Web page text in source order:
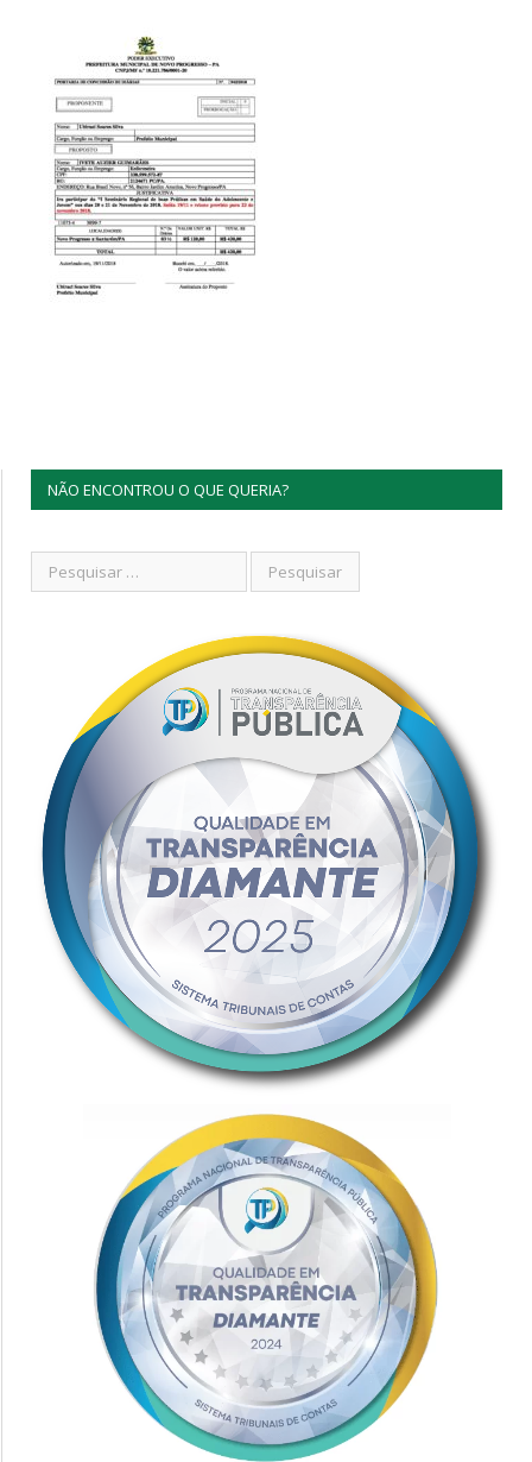
NÃO ENCONTROU O QUE QUERIA?